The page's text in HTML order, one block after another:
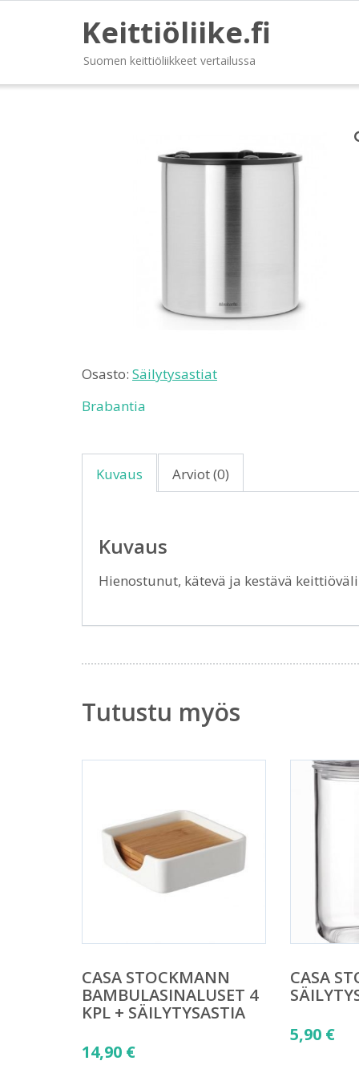
Keittiöliike.fi
Suomen keittiöliikkeet vertailussa
Osasto: Säilytysastiat
Brabantia
Kuvaus Arviot (0)
Kuvaus
Hienostunut, kätevä ja kestävä
Tutustu myös
CASA STOCKMANN
BAMBULASINALUSET 4
KPL + SÄILYTYSASTIA
14,90 €
CASA
5,90 €